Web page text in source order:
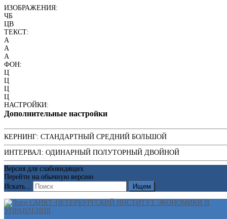
ИЗОБРАЖЕНИЯ:
ЧБ
ЦВ
ТЕКСТ:
A
A
A
ФОН:
Ц
Ц
Ц
Ц
НАСТРОЙКИ:
Дополнительные настройки
КЕРНИНГ: СТАНДАРТНЫЙ СРЕДНИЙ БОЛЬШОЙ
ИНТЕРВАЛ: ОДИНАРНЫЙ ПОЛУТОРНЫЙ ДВОЙНОЙ
Версия для слабовидящих
Перейти на обычную версию
Искать...
Ищем